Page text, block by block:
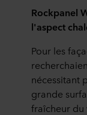
Rockpanel
l'aspect
Pour les
nécessitant
grande
fraîcheur du